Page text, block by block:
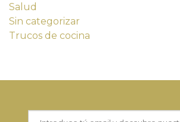
Salud
Sin categorizar
Trucos de cocina